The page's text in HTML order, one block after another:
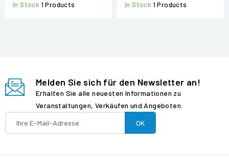
In Stock 1 Products In Stock 1 Products
Melden Sie sich für den Newsletter an!
Erhalten Sie alle neuesten Informationen zu
Veranstaltungen, Verkäufen und Angeboten.